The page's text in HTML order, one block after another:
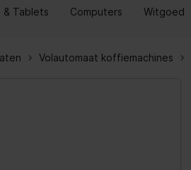
Tablets Computers Witgoed
Volautomaat koffiemachines